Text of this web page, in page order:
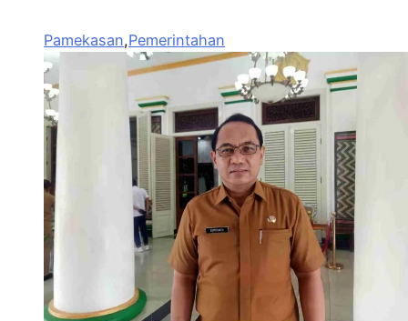
Pamekasan,Pemerintahan